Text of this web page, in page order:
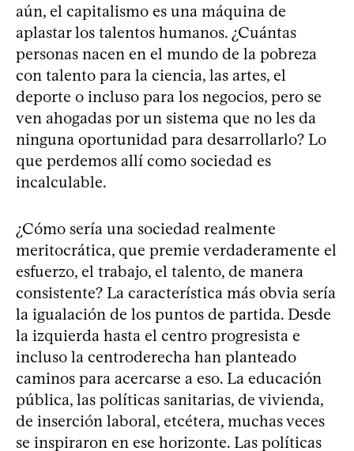
aún, el capitalismo es una máquina de
aplastar los talentos humanos. ¿Cuántas
personas nacen en el mundo de la pobreza
con talento para la ciencia, las artes, el
deporte o incluso para los negocios, pero se
ven ahogadas por un sistema que no les da
ninguna oportunidad para desarrollarlo? Lo
que perdemos allí como sociedad es
incalculable.
¿Cómo sería una sociedad realmente
meritocrática, que premie verdaderamente el
esfuerzo, el trabajo, el talento, de manera
consistente? La característica más obvia sería
la igualación de los puntos de partida. Desde
la izquierda hasta el centro progresista e
incluso la centroderecha han planteado
caminos para acercarse a eso. La educación
pública, las políticas sanitarias, de vivienda,
de inserción laboral, etcétera, muchas veces
se inspiraron en ese horizonte. Las políticas